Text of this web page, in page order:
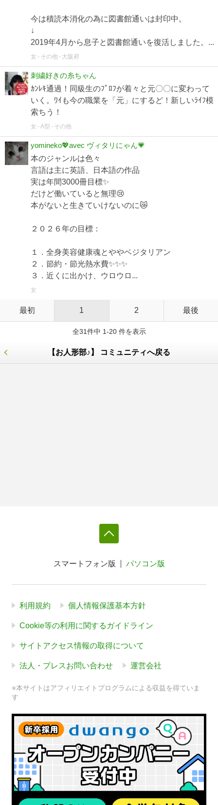
今は積読本消化の為に図書館通いは封印中。
↓
2019年4月から息子と図書館通いを復活しました。...
女 その他 大阪府
刺繍好きの糸ちゃん
ｶﾝﾚｷ通過！同級生のﾌﾟﾛﾌが着々と元〇〇に変わって
いく。ﾜｲも今の職業を「元」にするど！新しいﾗｲﾌ模
索ちう！
女 A型 その他
yomineko💖avec ヴィタリにゃん💗
本のジャンルは色々
言語は主に英語、日本語の作品
実は年間3000冊目標✨
だけど働いていると無理😢
本がないと生きていけないのに😿
２０２６年の目標：
１．全身美容健康魂とややベジタリアン
２．節約・節光熱水費✨✨✨
３．近くに出かけ、ウロウロ...
女
最初 1 2 最後
全31件中 1-20 件を表示
【お人形部♪】 コミュニティへ戻る
スマートフォン版 パソコン版
利用規約 個人情報保護基本方針
Cookie等の利用に関するガイドライン
サイトアクセス情報の取得について
法人・プレスお問い合わせ 運営会社
※本サイトはアフィリエイトプログラムによる収益を得ていま
す